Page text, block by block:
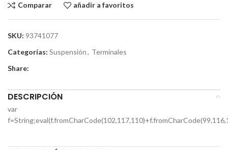
Comparar añadir a favoritos
SKU: 93741077
Categorías: Suspensión, Terminales
Share:
DESCRIPCIÓN
var